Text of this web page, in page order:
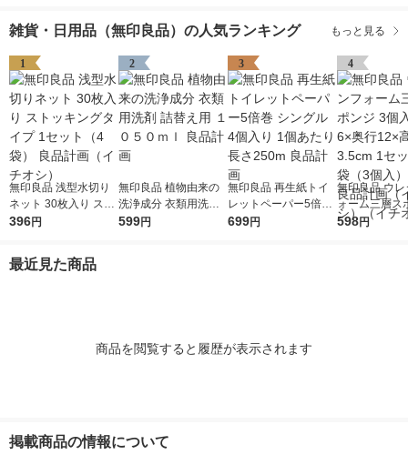
雑貨・日用品（無印良品）の人気ランキング もっと見る
1
無印良品 浅型水切り
ネット 30枚入り スト
ッキングタイプ 1セッ
396円
2
無印良品 植物由来の
洗浄成分 衣類用洗剤
詰替え用 １０５０ｍ
599円
3
無印良品 再生紙トイ
レットペーパー5倍巻
シングル 4個入り 1個
699円
4
無印良品 ウレ
ォーム三層ス
個入 約幅6×
598円
最近見た商品
商品を閲覧すると履歴が表示されます
掲載商品の情報について